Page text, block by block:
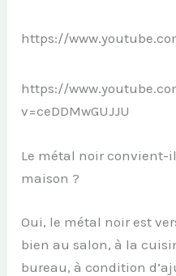
https://
https://
v=ceDDMwGUJJU
Le métal noir convient-
maison ?
Oui, le métal noir est
bien au salon, à la
bureau, à condition